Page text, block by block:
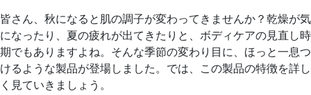
皆さん、秋になると肌の調子が変わってきませんか？乾燥が気
になったり、夏の疲れが出てきたりと、ボディケアの見直し時
期でもありますよね。そんな季節の変わり目に、ほっと一息つ
けるような製品が登場しました。では、この製品の特徴を詳し
く見ていきましょう。